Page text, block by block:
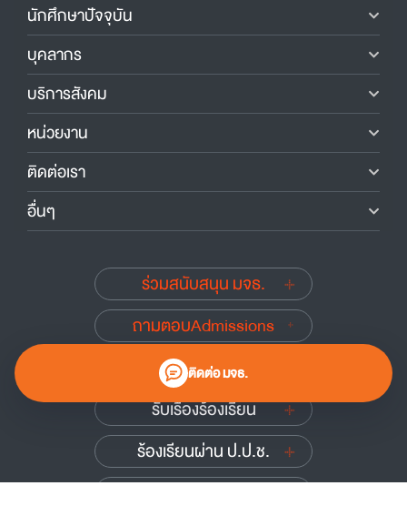
ติดต่อ มจธ.
นักศึกษาปัจจุบัน
บุคลากร
บริการสังคม
หน่วยงาน
ติดต่อเรา
อื่นๆ
ร่วมสนับสนุน มจธ.
ถามตอบAdmissions
นักศึกษาเก่าสัมพันธ์
รับเรื่องร้องเรียน
ร้องเรียนผ่าน ป.ป.ช.